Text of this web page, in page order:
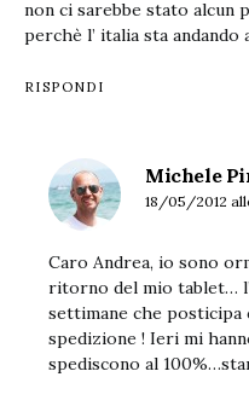
non ci sarebbe stato alcun
perchè l’ italia sta andando
RISPONDI
Michele
18/05/2012
Caro Andrea, io sono
ritorno del mio tablet…
settimane che posticipa
spedizione ! Ieri mi
spediscono al